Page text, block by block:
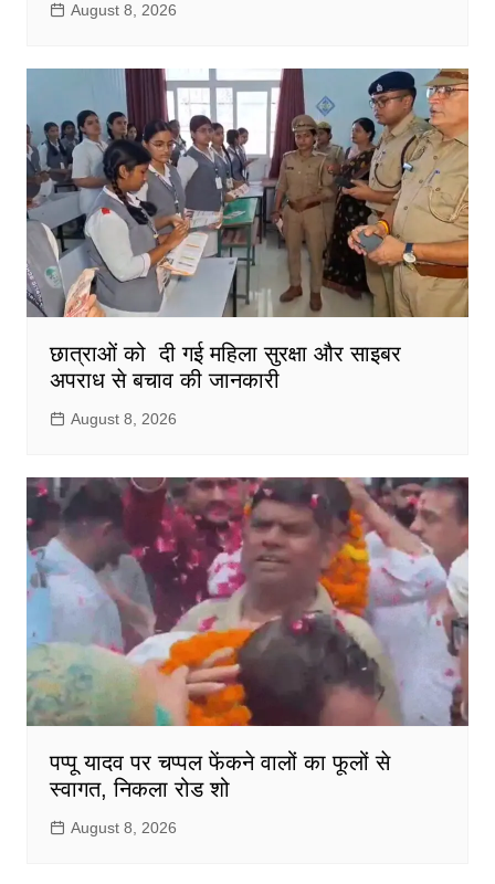
August 8, 2026
छात्राओं को दी गई महिला सुरक्षा और साइबर
अपराध से बचाव की जानकारी
August 8, 2026
पप्पू यादव पर चप्पल फेंकने वालों का फूलों से
स्वागत, निकला रोड शो
August 8, 2026